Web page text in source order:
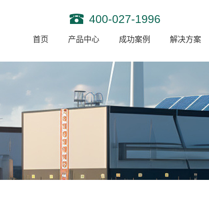
400-027-1996
首页 产品中心 成功案例 解决方案